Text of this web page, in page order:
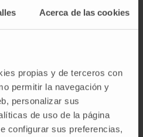
Acerca de las cookies
propias y de terceros con
permitir la navegación y
personalizar sus
de uso de la página
configurar sus preferencias,
dirigidos ao pessoal de
Universidad de